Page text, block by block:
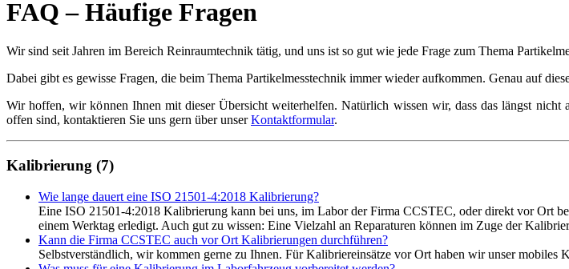
FAQ – Häufige Fragen
Wir sind seit Jahren im Bereich Reinraumtechnik tätig, und uns ist so gut wie jede Frage zum Thema
Dabei gibt es gewisse Fragen, die beim Thema Partikelmesstechnik immer wieder aufkommen. Genau auf
Wir hoffen, wir können Ihnen mit dieser Übersicht weiterhelfen. Natürlich wissen wir, dass das längst
offen sind, kontaktieren Sie uns gern über unserKontaktformular.
Kalibrierung (7)
Wie lange dauert eine ISO 21501-4:2018 Kalibrierung?
Eine ISO 21501-4:2018 Kalibrierung kann bei uns, im Labor der Firma CCSTEC, oder direkt vor Ort
einem Werktag erledigt. Auch gut zu wissen: Eine Vielzahl an Reparaturen können im Zuge der
Kann die Firma CCSTEC auch vor Ort Kalibrierungen durchführen?
Selbstverständlich, wir kommen gerne zu Ihnen. Für Kalibriereinsätze vor Ort haben wir unser mobiles